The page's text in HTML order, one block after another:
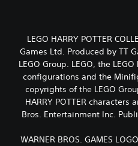
LEGO HARRY POTTER
Games Ltd. Produced by TT
LEGO Group. LEGO, the
configurations and the
copyrights of the LEGO
HARRY POTTER
Bros. Entertainment Inc.
WARNER BROS. GAMES